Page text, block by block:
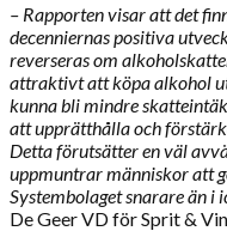
– Rapporten visar att det
decenniernas positiva
reverseras om
attraktivt att köpa alkohol
kunna bli mindre
att upprätthålla och
Detta förutsätter en väl
uppmuntrar människor att
Systembolaget snarare än i
De Geer VD för Sprit &